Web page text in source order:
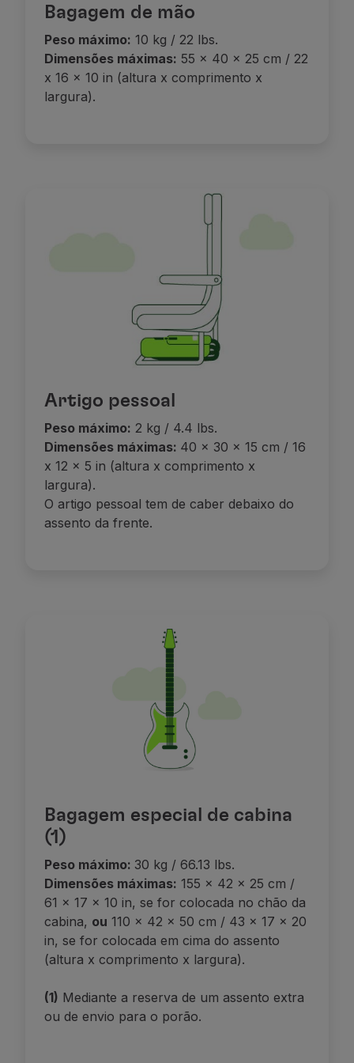
Bagagem de mão
Peso máximo: 10 kg / 22 lbs.
Dimensões máximas: 55 x 40 x 25 cm / 22
x 16 x 10 in (altura x comprimento x
largura).
Artigo pessoal
Peso máximo: 2 kg / 4.4 lbs.
Dimensões máximas: 40 x 30 x 15 cm / 16
x 12 x 5 in (altura x comprimento x
largura).
O artigo pessoal tem de caber debaixo do
assento da frente.
Bagagem especial de cabina
(1)
Peso máximo: 30 kg / 66.13 lbs.
Dimensões máximas: 155 x 42 x 25 cm /
61 x 17 x 10 in, se for colocada no chão da
cabina, ou 110 x 42 x 50 cm / 43 x 17 x 20
in, se for colocada em cima do assento
(altura x comprimento x largura).
(1) Mediante a reserva de um assento extra
ou de envio para o porão.